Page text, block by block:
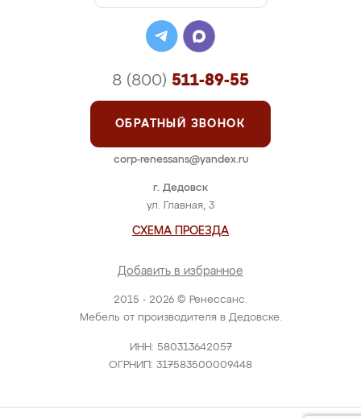
2015 - 2026 © Ренессанс.
Мебель от производителя в Дедовске.
ИНН: 580313642057
ОГРНИП: 317583500009448
г. Дедовск
ул. Главная, 3
СХЕМА ПРОЕЗДА
Добавить в избранное
8 (800) 511-89-55
ОБРАТНЫЙ ЗВОНОК
corp-renessans@yandex.ru